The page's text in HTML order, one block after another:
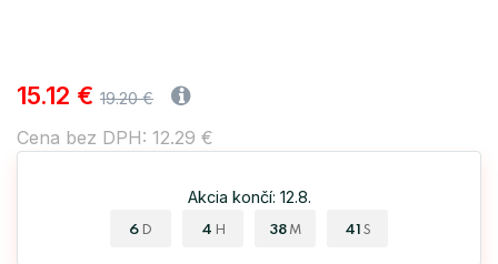
15.12 € 19.20 €
Cena bez DPH: 12.29 €
Akcia končí: 12.8.
6 D 4 H 38 M 40 S